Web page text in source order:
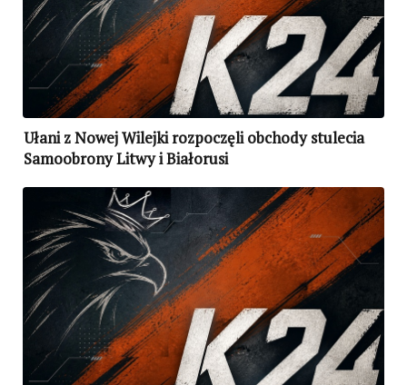
Ułani z Nowej Wilejki rozpoczęli obchody stulecia
Samoobrony Litwy i Białorusi